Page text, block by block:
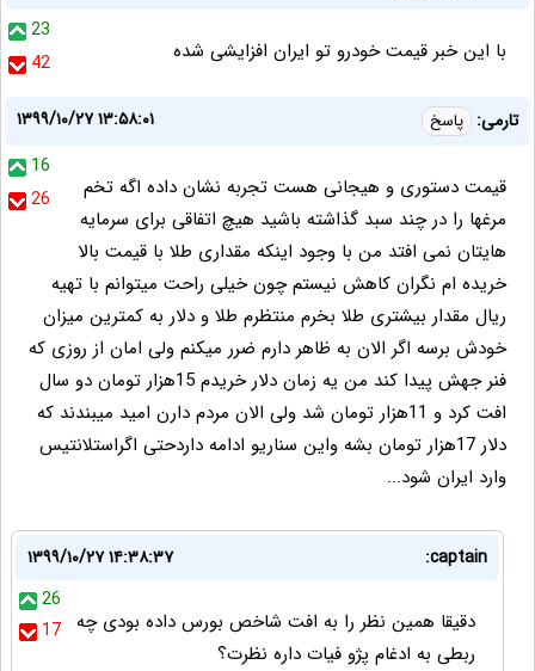
23
42
با این خبر قیمت خودرو تو ایران افزایشی شده
تارمی: پاسخ
۱۳۹۹/۱۰/۲۷ ۱۳:۵۸:۰۱
16
26
قیمت دستوری و هیجانی هست تجربه نشان داده اگه تخم
مرغها را در چند سبد گذاشته باشید هیچ اتفاقی برای سرمایه
هایتان نمی افتد من با وجود اینکه مقداری طلا با قیمت بالا
خریده ام نگران کاهش نیستم چون خیلی راحت میتوانم با تهیه
ریال مقدار بیشتری طلا بخرم منتظرم طلا و دلار به کمترین میزان
خودش برسه اگر الان به ظاهر دارم ضرر میکنم ولی امان از روزی که
فنر جهش پیدا کند من یه زمان دلار خریدم 15هزار تومان دو سال
افت کرد و 11هزار تومان شد ولی الان مردم دارن امید میبندند که
دلار 17هزار تومان بشه واین سناریو ادامه داردحتی اگراستلانتیس
وارد ایران شود...
captain:
۱۳۹۹/۱۰/۲۷ ۱۴:۳۸:۳۷
26
17 دقیقا همین نظر را به افت شاخص بورس داده بودی چه
ربطی به ادغام پژو فیات داره نظرت؟